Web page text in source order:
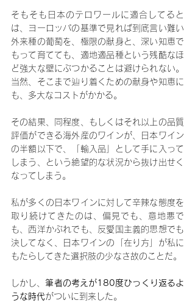
そもそも日本のテロワールに適合してると
は、ヨーロッパの基準で見れば到底言い難い
外来種の葡萄を、極限の献身と、深い知恵で
もって育てても、適地適品種という残酷なほ
ど強大な壁にぶつかることは避けられない。
当然、そこまで辿り着くための献身や知恵に
も、多大なコストがかかる。
その結果、同程度、もしくはそれ以上の品質
評価ができる海外産のワインが、日本ワイン
の半額以下で、「輸入品」として手に入って
しまう、という絶望的な状況から抜け出せく
なってしまう。
私が多くの日本ワインに対して辛辣な態度を
取り続けてきたのは、偏見でも、意地悪で
も、西洋かぶれでも、反愛国主義的思想でも
決してなく、日本ワインの「在り方」が私に
もたらしてきた選択肢の少なさ故のことだ。
しかし、 筆者の考えが180度ひっくり返るよ
うな時代がついに到来した。